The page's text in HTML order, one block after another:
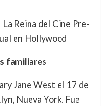
Reina del Cine Pre-
en Hollywood
familiares
Jane West el 17 de
Nueva York. Fue